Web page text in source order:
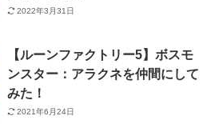
2022年3月31日
【ルーンファクトリー5】ボスモ
ンスター：アラクネを仲間にして
みた！
2021年6月24日